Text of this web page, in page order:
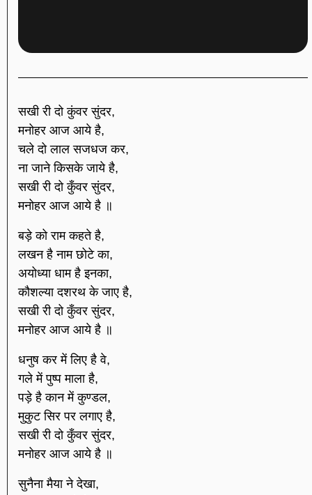
सखी री दो कुंवर सुंदर,
मनोहर आज आये है,
चले दो लाल सजधज कर,
ना जाने किसके जाये है,
सखी री दो कुँवर सुंदर,
मनोहर आज आये है ॥
बड़े को राम कहते है,
लखन है नाम छोटे का,
अयोध्या धाम है इनका,
कौशल्या दशरथ के जाए है,
सखी री दो कुँवर सुंदर,
मनोहर आज आये है ॥
धनुष कर में लिए है वे,
गले में पुष्प माला है,
पड़े है कान में कुण्डल,
मुकुट सिर पर लगाए है,
सखी री दो कुँवर सुंदर,
मनोहर आज आये है ॥
सुनैना मैया ने देखा,